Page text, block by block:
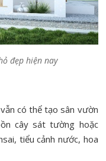
đẹp hiện nay
có thể tạo sân vườn
cây sát tường hoặc
tiểu cảnh nước, hoa